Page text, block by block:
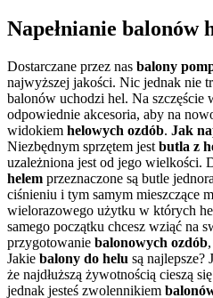
Napełnianie balonów
Dostarczane przez nas balony
najwyższej jakości. Nic jednak nie
balonów uchodzi hel. Na szczęście
odpowiednie akcesoria, aby na
widokiem helowych ozdób. Jak
Niezbędnym sprzętem jest butla z
uzależniona jest od jego wielkości.
helem przeznaczone są butle
ciśnieniu i tym samym mieszczące
wielorazowego użytku w których
samego początku chcesz wziąć na
przygotowanie balonowych ozdób
Jakie balony do helu są najlepsze?
że najdłuższą żywotnością cieszą się
jednak jesteś zwolennikiem